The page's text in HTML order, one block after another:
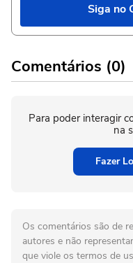
Siga no
Comentários (0)
Para poder interagir
na
Fazer
Os comentários são de
autores e não
que viole os termos de